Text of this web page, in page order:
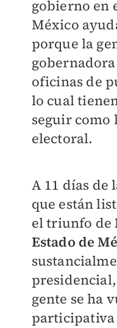
gobierno en
México
porque la
oficinas de
lo cual
seguir
electoral.
A 11 días de
que están
el triunfo de
Estado de
gente se ha